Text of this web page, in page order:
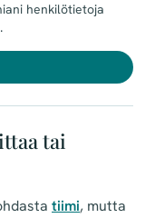
henkilötietoja
tai
tiimi, mutta